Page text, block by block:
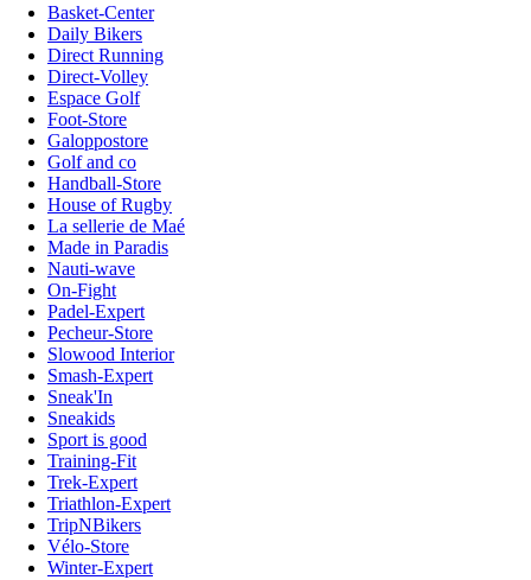
Basket-Center
Daily Bikers
Direct Running
Direct-Volley
Espace Golf
Foot-Store
Galoppostore
Golf and co
Handball-Store
House of Rugby
La sellerie de Maé
Made in Paradis
Nauti-wave
On-Fight
Padel-Expert
Pecheur-Store
Slowood Interior
Smash-Expert
Sneak'In
Sneakids
Sport is good
Training-Fit
Trek-Expert
Triathlon-Expert
TripNBikers
Vélo-Store
Winter-Expert